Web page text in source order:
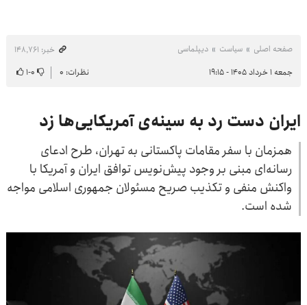
صفحه اصلی سیاست دیپلماسی
خبر: ۱۴۸٬۷۶۱
جمعه ۱ خرداد ۱۴۰۵ - ۱۹:۱۵
نظرات: ۰ ۰-۱
ایران دست رد به سینه‌ی آمریکایی‌ها زد
همزمان با سفر مقامات پاکستانی به تهران، طرح ادعای
رسانه‌ای مبنی بر وجود پیش‌نویس توافق ایران و آمریکا با
واکنش منفی و تکذیب صریح مسئولان جمهوری اسلامی مواجه
شده است.